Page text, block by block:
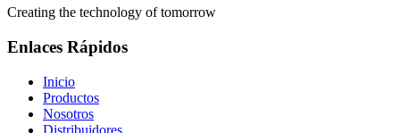
Creating the technology of tomorrow
Enlaces Rápidos
Inicio
Productos
Nosotros
Distribuidores